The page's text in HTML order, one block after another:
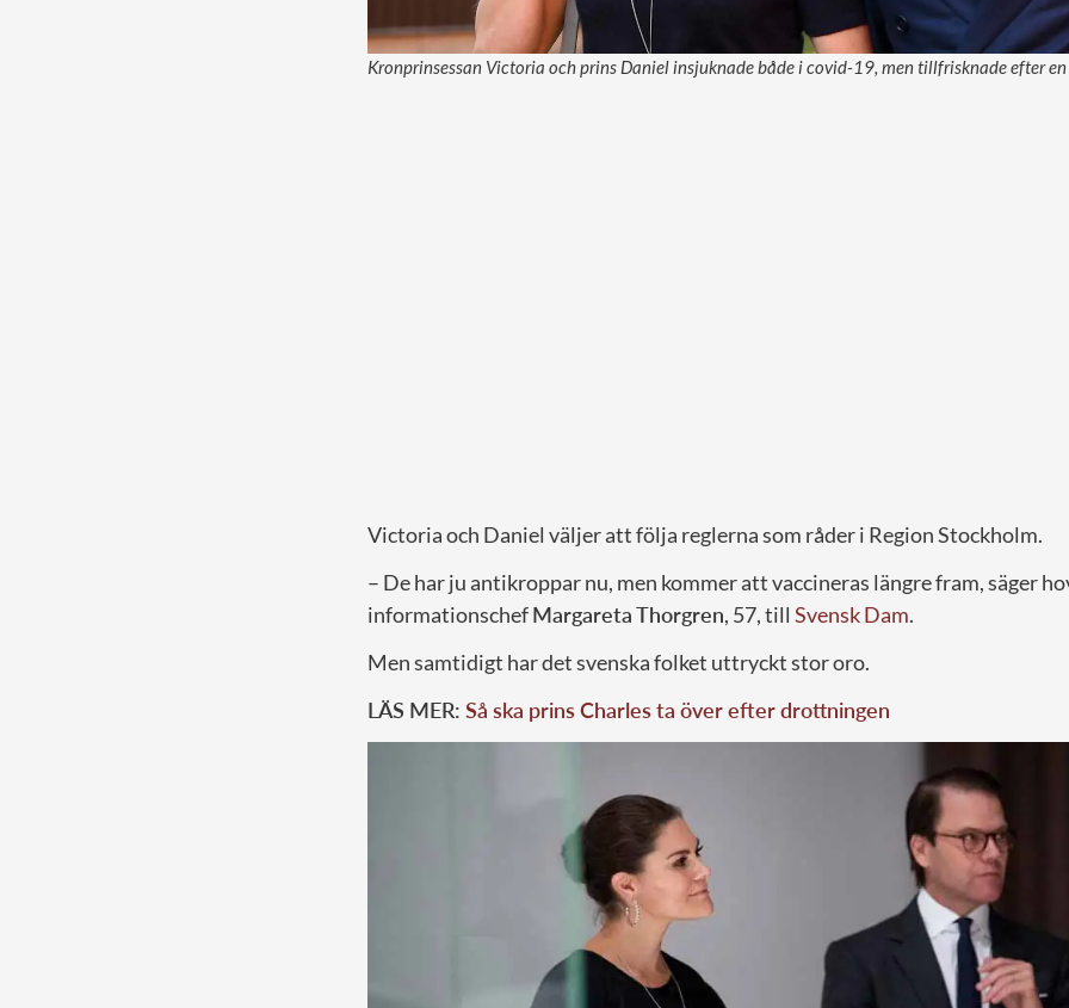
Kronprinsessan Victoria och prins Daniel insjuknade både i covid-19, men tillfrisknade efter
Victoria och Daniel väljer att följa reglerna som råder i Region Stockholm.
– De har ju antikroppar nu, men kommer att vaccineras längre fram, säger
informationschefMargareta Thorgren, 57, till Svensk Dam.
Men samtidigt har det svenska folket uttryckt stor oro.
LÄS MER: Så ska prins Charles ta över efter drottningen